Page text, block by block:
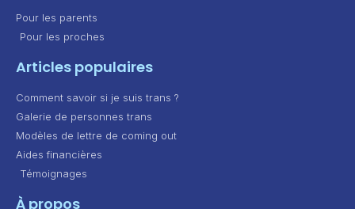
Pour les parents
Pour les proches
Articles populaires
Comment savoir si je suis trans ?
Galerie de personnes trans
Modèles de lettre de coming out
Aides financières
Témoignages
À propos